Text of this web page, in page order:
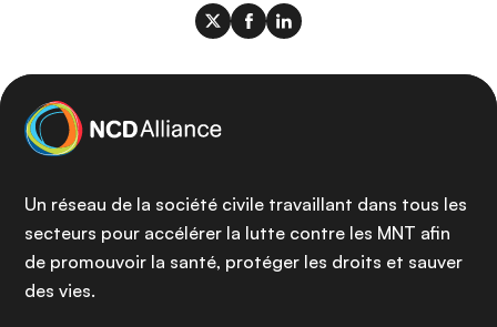
Un réseau de la société civile travaillant dans tous les
secteurs pour accélérer la lutte contre les MNT afin
de promouvoir la santé, protéger les droits et sauver
des vies.